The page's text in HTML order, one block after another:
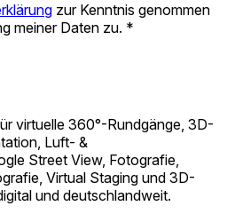
zur Kenntnis genommen
meiner Daten zu. *
virtuelle 360°-Rundgänge, 3D-
Luft- &
Street View, Fotografie,
Virtual Staging und 3D-
und deutschlandweit.